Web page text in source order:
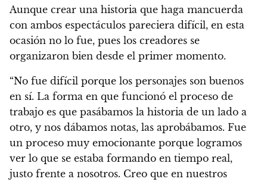
Aunque crear una historia que haga mancuerda
con ambos espectáculos pareciera difícil, en esta
ocasión no lo fue, pues los creadores se
organizaron bien desde el primer momento.
“No fue difícil porque los personajes son buenos
en sí. La forma en que funcionó el proceso de
trabajo es que pasábamos la historia de un lado a
otro, y nos dábamos notas, las aprobábamos. Fue
un proceso muy emocionante porque logramos
ver lo que se estaba formando en tiempo real,
justo frente a nosotros. Creo que en nuestros